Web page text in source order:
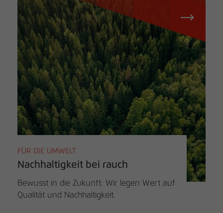
FÜR DIE UMWELT
Nachhaltigkeit bei rauch
Bewusst in die Zukunft: Wir legen Wert auf
Qualität und Nachhaltigkeit.